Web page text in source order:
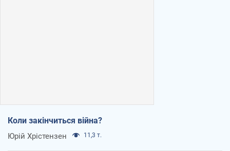
Коли закінчиться війна?
Юрій Хрістензен 11,3 т.